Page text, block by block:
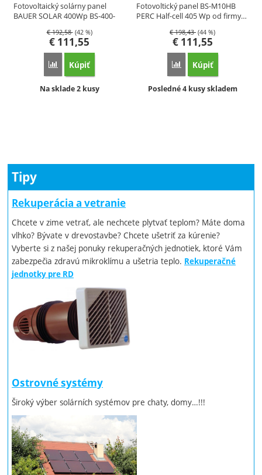
Fotovoltaický solárny panel
BAUER SOLAR 400Wp BS-400-
€192,58 (42 %)
€ 111,55
Porovnať
Kúpiť
Dostupnosť:
Na sklade 2 kusy
Fotovoltický panel BS-M10HB
PERC Half-cell 405 Wp od firmy…
€198,43 (44 %)
€111,55
Porovnať
Kúpiť
Dostupnosť:
Posledné 4 kusy skladem
Tipy
Rekuperácia a vetranie
Chcete v zime vetrať, ale nechcete plytvať teplom? Máte doma
vlhko? Bývate v drevostavbe? Chcete ušetriť za kúrenie?
Vyberte si z našej ponuky rekuperačných jednotiek, ktoré Vám
zabezpečia zdravú mikroklímu a ušetria teplo. Rekuperačné
jednotky pre RD
Ostrovné systémy
Široký výber solárních systémov pre chaty, domy…!!!